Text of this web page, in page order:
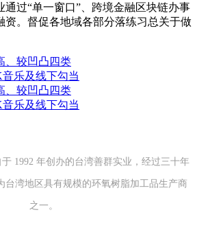
通过“单一窗口”、跨境金融区块链办事
资。督促各地域各部分落练习总关于做
、较凹凸四类
乐及线下勾当
、较凹凸四类
乐及线下勾当
1992 年创办的台湾善群实业，经过三十年
台湾地区具有规模的环氧树脂加工品生产商
之一。